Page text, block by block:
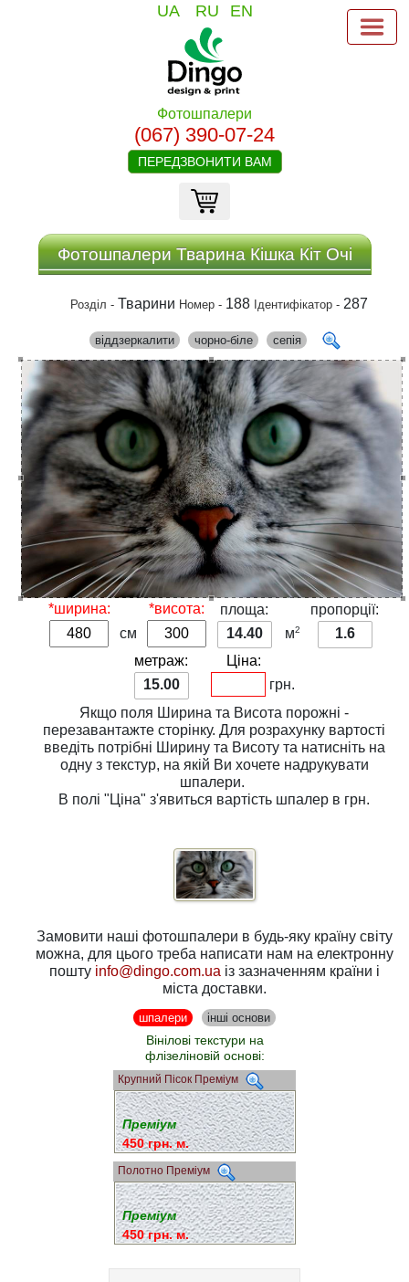
UA RU EN
Фотошпалери
(067) 390-07-24
ПЕРЕДЗВОНИТИ ВАМ
Фотошпалери Тварина Кішка Кіт Очі
Розділ - Тварини Номер - 188 Ідентифікатор - 287
віддзеркалити чорно-біле сепія
*ширина:
см
*висота:
площа:
14.40
м2
пропорції:
1.6
метраж:
15.00
Ціна:
грн.
Якщо поля Ширина та Висота порожні -
перезавантажте сторінку. Для розрахунку вартості
введіть потрібні Ширинута Висотута натисніть на
одну з текстур, на якій Ви хочете надрукувати
шпалери.
В полі"Ціна" з'явиться вартість шпалер в грн.
Замовити наші фотошпалери в будь-яку країну світу
можна, для цього треба написати нам на електронну
пошту info@dingo.com.ua із зазначенням країни і
міста доставки.
шпалери інші основи
Вінілові текстури на
флізеліновій основі:
Крупний Пісок Преміум
Преміум
450 грн. м.
Полотно Преміум
Преміум
450 грн. м.